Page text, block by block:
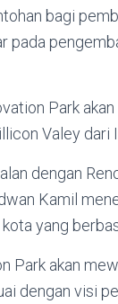
bagi
pada
Park
Valey dari
dengan
Kamil
yang
Park akan
dengan visi